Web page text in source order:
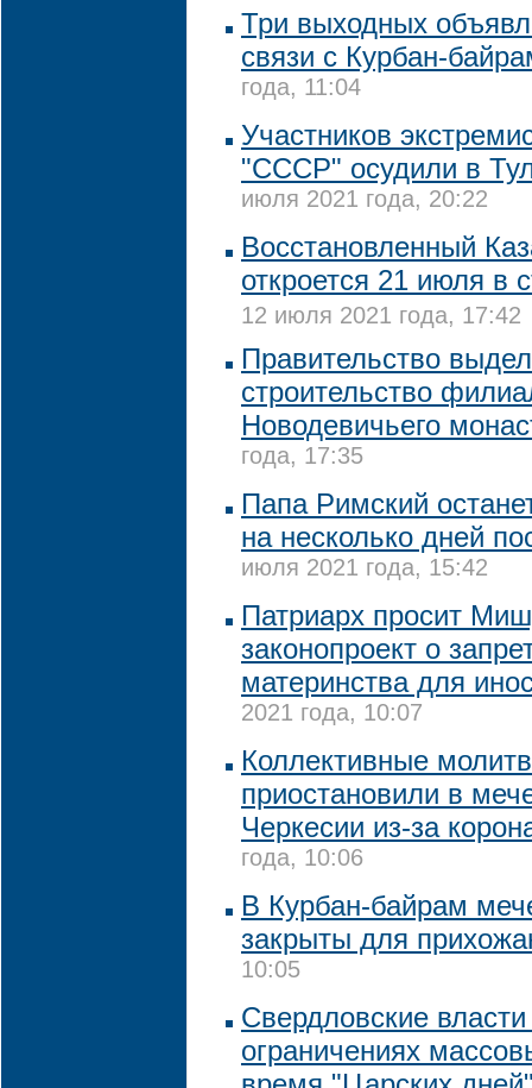
Три выходных
связи с Курбан-
года, 11:04
Участников
"СССР" осудили в
июля 2021 года, 20:22
Восстановленный
откроется 21 июля в
12 июля 2021 года, 17:42
Правительство
строительство
Новодевичьего
года, 17:35
Папа Римский
на несколько дней
июля 2021 года, 15:42
Патриарх просит
законопроект о
материнства для
2021 года, 10:07
Коллективные
приостановили в
Черкесии из-за
года, 10:06
В Курбан-байрам
закрыты для
10:05
Свердловские
ограничениях